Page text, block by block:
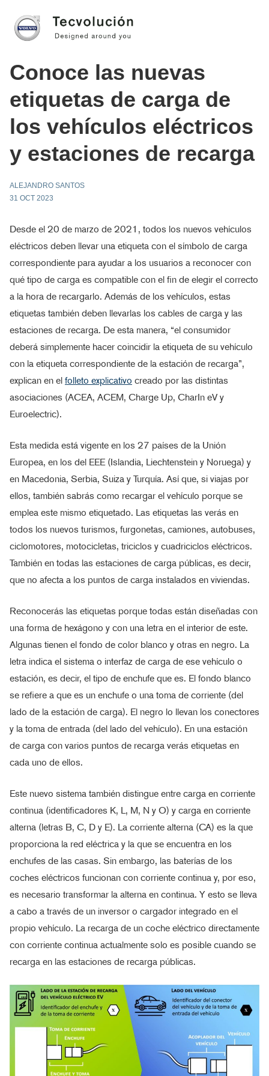
Conoce las nuevas
etiquetas de carga de
los vehículos eléctricos
y estaciones de recarga
ALEJANDRO SANTOS
31 OCT 2023
Desde el 20 de marzo de 2021, todos los nuevos vehículos
eléctricos deben llevar una etiqueta con el símbolo de carga
correspondiente para ayudar a los usuarios a reconocer con
qué tipo de carga es compatible con el fin de elegir el correcto
a la hora de recargarlo. Además de los vehículos, estas
etiquetas también deben llevarlas los cables de carga y las
estaciones de recarga. De esta manera, “el consumidor
deberá simplemente hacer coincidir la etiqueta de su vehículo
con la etiqueta correspondiente de la estación de recarga”,
explican en el folleto explicativo creado por las distintas
asociaciones (ACEA, ACEM, Charge Up, CharIn eV y
Euroelectric).
Esta medida está vigente en los 27 países de la Unión
Europea, en los del EEE (Islandia, Liechtenstein y Noruega) y
en Macedonia, Serbia, Suiza y Turquía. Así que, si viajas por
ellos, también sabrás como recargar el vehículo porque se
emplea este mismo etiquetado. Las etiquetas las verás en
todos los nuevos turismos, furgonetas, camiones, autobuses,
ciclomotores, motocicletas, triciclos y cuadriciclos eléctricos.
También en todas las estaciones de carga públicas, es decir,
que no afecta a los puntos de carga instalados en viviendas.
Reconocerás las etiquetas porque todas están diseñadas con
una forma de hexágono y con una letra en el interior de este.
Algunas tienen el fondo de color blanco y otras en negro. La
letra indica el sistema o interfaz de carga de ese vehículo o
estación, es decir, el tipo de enchufe que es. El fondo blanco
se refiere a que es un enchufe o una toma de corriente (del
lado de la estación de carga). El negro lo llevan los conectores
y la toma de entrada (del lado del vehículo). En una estación
de carga con varios puntos de recarga verás etiquetas en
cada uno de ellos.
Este nuevo sistema también distingue entre carga en corriente
continua (identificadores K, L, M, N y O) y carga en corriente
alterna (letras B, C, D y E). La corriente alterna (CA) es la que
proporciona la red eléctrica y la que se encuentra en los
enchufes de las casas. Sin embargo, las baterías de los
coches eléctricos funcionan con corriente continua y, por eso,
es necesario transformar la alterna en continua. Y esto se lleva
a cabo a través de un inversor o cargador integrado en el
propio vehículo. La recarga de un coche eléctrico directamente
con corriente continua actualmente solo es posible cuando se
recarga en las estaciones de recarga públicas.